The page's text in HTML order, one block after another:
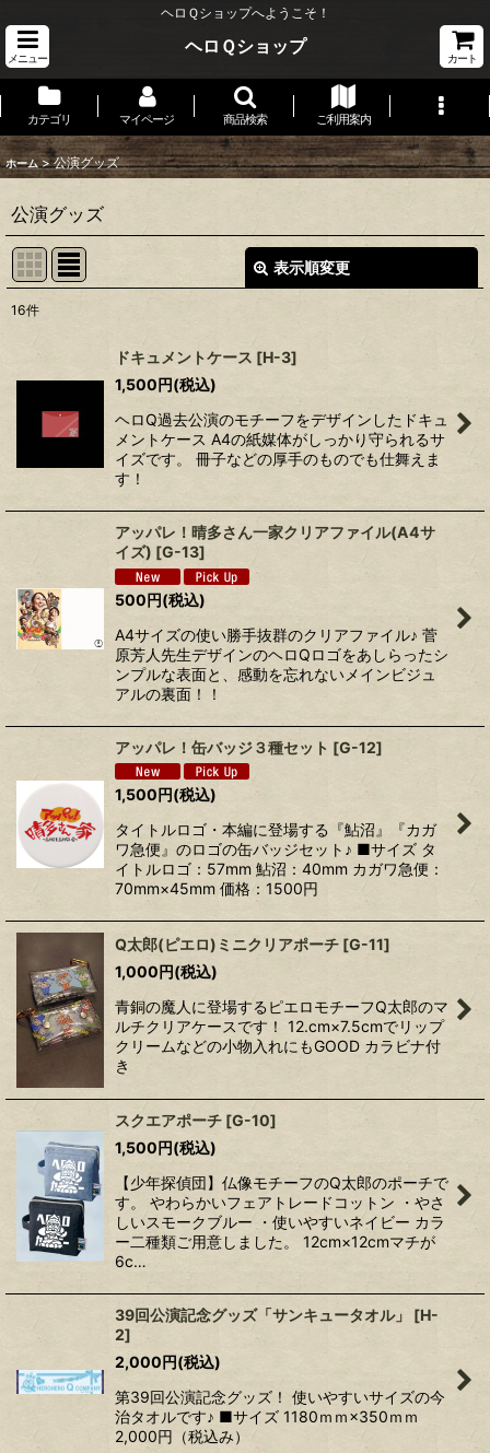
ヘロＱショップへようこそ！
メニュー
ヘロＱショップ
カート
カテゴリ マイページ 商品検索 ご利用案内
ホーム > 公演グッズ
公演グッズ
表示順変更
絞り込む
16件
ドキュメントケース [H-3]
1,500円(税込)
ヘロQ過去公演のモチーフをデザインしたドキュ
メントケース A4の紙媒体がしっかり守られるサ
イズです。 冊子などの厚手のものでも仕舞えま
す！
アッパレ！晴多さん一家クリアファイル(A4サ
イズ) [G-13]
500円(税込)
A4サイズの使い勝手抜群のクリアファイル♪ 菅
原芳人先生デザインのヘロQロゴをあしらったシ
ンプルな表面と、感動を忘れないメインビジュ
アルの裏面！！
アッパレ！缶バッジ３種セット [G-12]
1,500円(税込)
タイトルロゴ・本編に登場する『鮎沼』『カガ
ワ急便』のロゴの缶バッジセット♪ ■サイズ タ
イトルロゴ：57mm 鮎沼：40mm カガワ急便：
70mm×45mm 価格：1500円
Q太郎(ピエロ)ミニクリアポーチ [G-11]
1,000円(税込)
青銅の魔人に登場するピエロモチーフQ太郎のマ
ルチクリアケースです！ 12.cm×7.5cmでリップ
クリームなどの小物入れにもGOOD カラビナ付
き
スクエアポーチ [G-10]
1,500円(税込)
【少年探偵団】仏像モチーフのQ太郎のポーチで
す。 やわらかいフェアトレードコットン ・やさ
しいスモークブルー ・使いやすいネイビー カラ
ー二種類ご用意しました。 12cm×12cmマチが
6c…
39回公演記念グッズ「サンキュータオル」 [H-
2]
2,000円(税込)
第39回公演記念グッズ！ 使いやすいサイズの今
治タオルです♪ ■サイズ 1180ｍｍ×350ｍｍ
2,000円（税込み）